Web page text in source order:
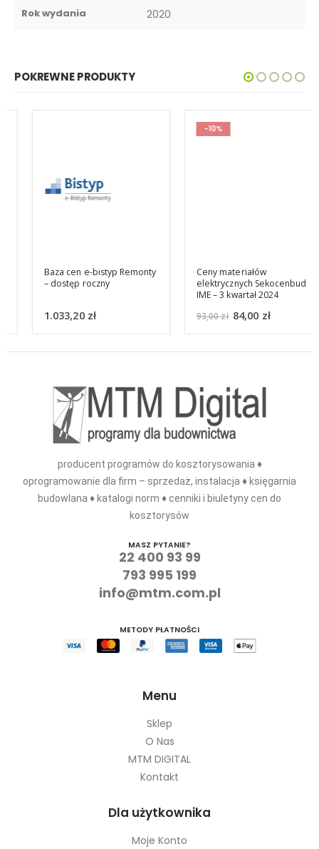
Rok wydania 2020
POKREWNE PRODUKTY
Baza cen e-bistyp Remonty
– dostęp roczny
1.033,20zł
-10%
Ceny materiałów
elektrycznych Sekocenbud
IME – 3 kwartał 2024
93,00zł 84,00zł
producent programów do kosztorysowania ♦
oprogramowanie dla firm – sprzedaż, instalacja ♦ księgarnia
budowlana ♦ katalogi norm ♦ cenniki i biuletyny cen do
kosztorysów
MASZ PYTANIE?
22 400 93 99
793 995 199
info@mtm.com.pl
METODY PŁATNOŚCI
Menu
Sklep
O Nas
MTM DIGITAL
Kontakt
Dla użytkownika
Moje Konto